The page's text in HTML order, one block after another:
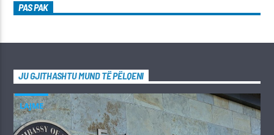
PAS PAK
JU GJITHASHTU MUND TË PËLQENI
LAJME